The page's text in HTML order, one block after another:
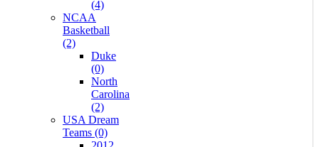
(4)
NCAA
Basketball
(2)
Duke
(0)
North
Carolina
(2)
USA Dream
Teams (0)